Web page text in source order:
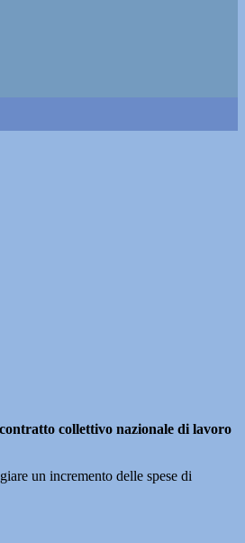
contratto collettivo nazionale di lavoro
un incremento delle spese di